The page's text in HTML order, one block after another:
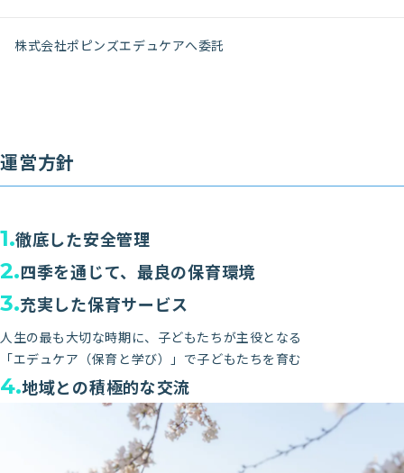
株式会社ポピンズエデュケアへ委託
運営方針
1.徹底した安全管理
2.四季を通じて、最良の保育環境
3.充実した保育サービス
人生の最も大切な時期に、子どもたちが主役となる
「エデュケア（保育と学び）」で子どもたちを育む
4.地域との積極的な交流